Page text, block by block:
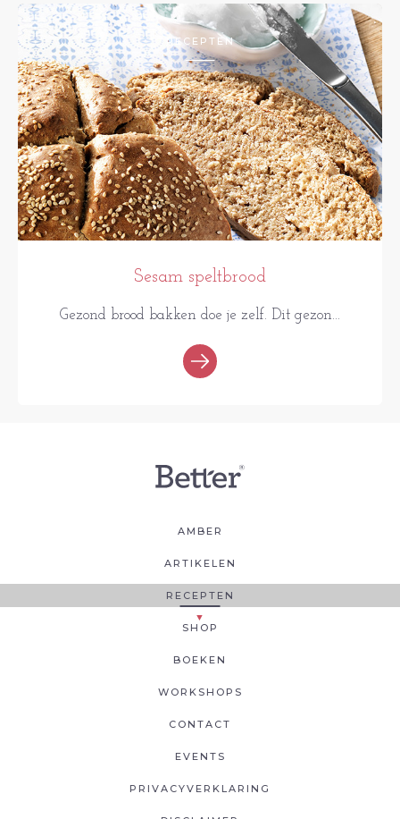
RECEPTEN
Sesam speltbrood
Gezond brood bakken doe je zelf. Dit gezon...
AMBER
ARTIKELEN
RECEPTEN
SHOP
BOEKEN
WORKSHOPS
CONTACT
EVENTS
PRIVACYVERKLARING